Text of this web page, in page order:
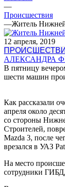
—
Происшествия
—Житель
12 апреля, 2019
АЛЕКСАНДРА
В пятницу
шести машин
Как рассказали
апреля около
со стороны
Строителей,
Mazda 3, после
врезался в УАЗ
На место
сотрудники